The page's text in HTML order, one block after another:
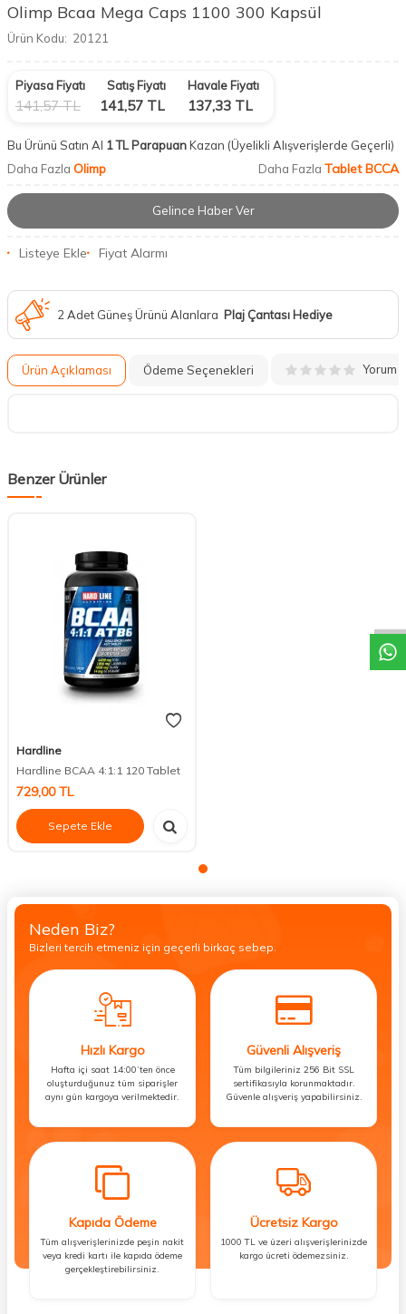
Olimp Bcaa Mega Caps 1100 300 Kapsül
Ürün Kodu: 20121
Piyasa Fiyatı
141,57TL
Satış Fiyatı
141,57 TL
Havale Fiyatı
137,33 TL
Bu Ürünü Satın Al 1 TL ParapuanKazan (Üyelikli Alışverişlerde Geçerli)
Daha Fazla Olimp Daha Fazla Tablet BCCA
Gelince Haber Ver
Listeye Ekle Fiyat Alarmı
2 Adet Güneş Ürünü Alanlara Plaj Çantası Hediye
Ürün Açıklaması Ödeme Seçenekleri Yorum
Benzer Ürünler
Hardline
Hardline BCAA 4:1:1 120 Tablet
729,00TL
Sepete Ekle
Neden Biz?
Bizleri tercih etmeniz için geçerli birkaç sebep.
Hızlı Kargo
Hafta içi saat 14:00’ten önce
oluşturduğunuz tüm siparişler
aynı gün kargoya verilmektedir.
Güvenli Alışveriş
Tüm bilgileriniz 256 Bit SSL
sertifikasıyla korunmaktadır.
Güvenle alışveriş yapabilirsiniz.
Kapıda Ödeme
Tüm alışverişlerinizde peşin nakit
veya kredi kartı ile kapıda ödeme
gerçekleştirebilirsiniz.
Ücretsiz Kargo
1000 TL ve üzeri alışverişlerinizde
kargo ücreti ödemezsiniz.